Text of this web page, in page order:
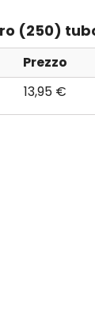
(250)
Prezzo
13,95 €